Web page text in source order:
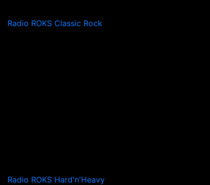
Radio ROKS Classic Rock
Radio ROKS Hard'n'Heavy